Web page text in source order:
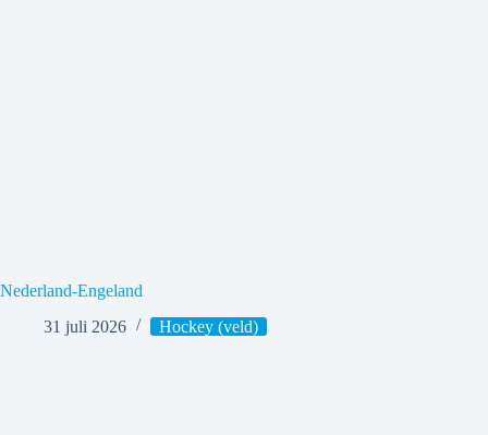
Nederland-Engeland
31 juli 2026
Hockey (veld)